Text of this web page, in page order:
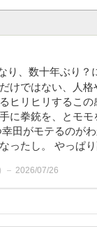
り、数十年ぶり
けではない、人
ヒリヒリするこ
に拳銃を、とモ
田がモテるのが
ったし。 やっぱ
2026/07/26